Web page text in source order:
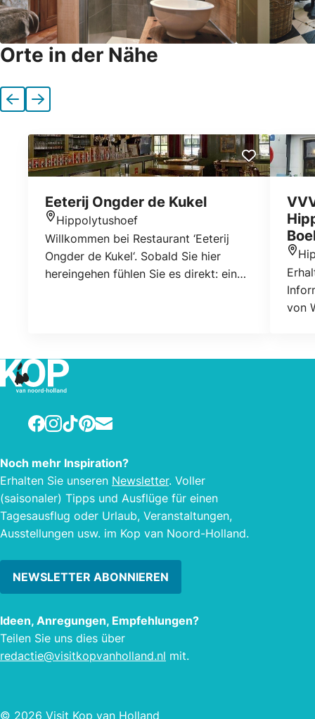
Orte in der Nähe
VorherigeNächste
Eeterij Ongder de Kukel
Standort
Hippolytushoef
Willkommen bei Restaurant ‘Eeterij
Ongder de Kukel‘. Sobald Sie hier
hereingehen fühlen Sie es direkt: ein
von
Facebook
Instagram
TikTokPinterest
E-mail
Noch mehr Inspiration?
Erhalten Sie unseren Newsletter. Voller
(saisonaler) Tipps und Ausflüge für einen
Tagesausflug oder Urlaub, Veranstaltungen,
Ausstellungen usw. im Kop van Noord-Holland.
NEWSLETTER ABONNIEREN
Ideen, Anregungen, Empfehlungen?
Teilen Sie uns dies über
redactie@visitkopvanholland.nl mit.
© 2026 Visit Kop van Holland